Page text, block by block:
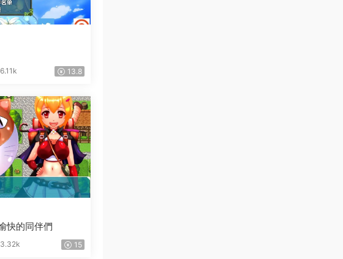
6.11k 13.8
快的同伴們
3.32k 15